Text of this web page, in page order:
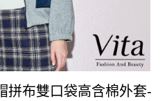
拼布雙口袋高含棉外套-